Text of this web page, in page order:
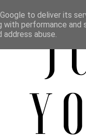
to deliver its
with performance
abuse.